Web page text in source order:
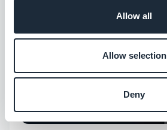
Allow all
Allow selection
Deny